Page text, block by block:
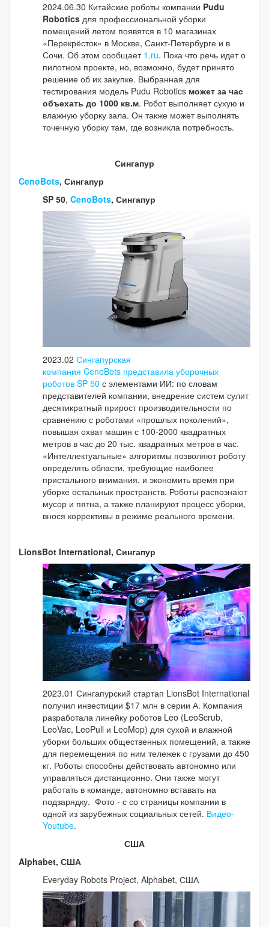
2024.06.30 Китайские роботы компании Pudu
Robotics для профессиональной уборки
помещений летом появятся в 10 магазинах
«Перекрёсток» в Москве, Санкт-Петербурге и в
Сочи. Об этом сообщает 1.ru. Пока что речь идет о
пилотном проекте, но, возможно, будет принято
решение об их закупке. Выбранная для
тестирования модель Pudu Robotics может за час
объехать до 1000 кв.м. Робот выполняет сухую и
влажную уборку зала. Он также может выполнять
точечную уборку там, где возникла потребность.
Сингапур
CenoBots, Сингапур
SP 50, CenoBots, Сингапур
2023.02 Сингапурская
компания CenoBots представила уборочных
роботов SP 50 с элементами ИИ: по словам
представителей компании, внедрение систем сулит
десятикратный прирост производительности по
сравнению с роботами «прошлых поколений»,
повышая охват машин с 100-2000 квадратных
метров в час до 20 тыс. квадратных метров в час.
«Интеллектуальные» алгоритмы позволяют роботу
определять области, требующие наиболее
пристального внимания, и экономить время при
уборке остальных пространств. Роботы распознают
мусор и пятна, а также планируют процесс уборки,
внося коррективы в режиме реального времени.
LionsBot International, Сингапур
2023.01 Сингапурский стартап LionsBot International
получил инвестиции $17 млн в серии А. Компания
разработала линейку роботов Leo (LeoScrub,
LeoVac, LeoPull и LeoMop) для сухой и влажной
уборки больших общественных помещений, а также
для перемещения по ним тележек с грузами до 450
кг. Роботы способны действовать автономно или
управляться дистанционно. Они также могут
работать в команде, автономно вставать на
подзарядку. Фото - с со страницы компании в
одной из зарубежных социальных сетей. Видео-
Youtube.
США
Alphabet, США
Everyday Robots Project, Alphabet, США